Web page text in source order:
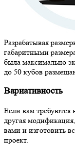
Разрабатывая
габаритными
была максимально
до 50 кубов
Вариативность
Если вам требуются
другая
вами и изготовить
проект.